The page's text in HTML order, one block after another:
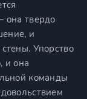
она твердо
и
Упорство
и она
команды